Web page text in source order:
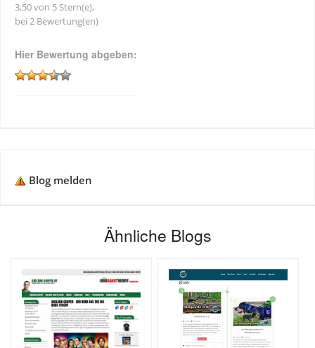
3,50 von 5 Stern(e),
bei 2 Bewertung(en)
Hier Bewertung abgeben:
Blog melden
Ähnliche Blogs